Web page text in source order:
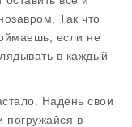
Так что
если не
в каждый
Надень свои
погружайся в